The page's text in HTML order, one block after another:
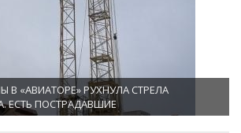
В «АВИАТОРЕ» РУХНУЛА СТРЕЛА
ЕСТЬ ПОСТРАДАВШИЕ